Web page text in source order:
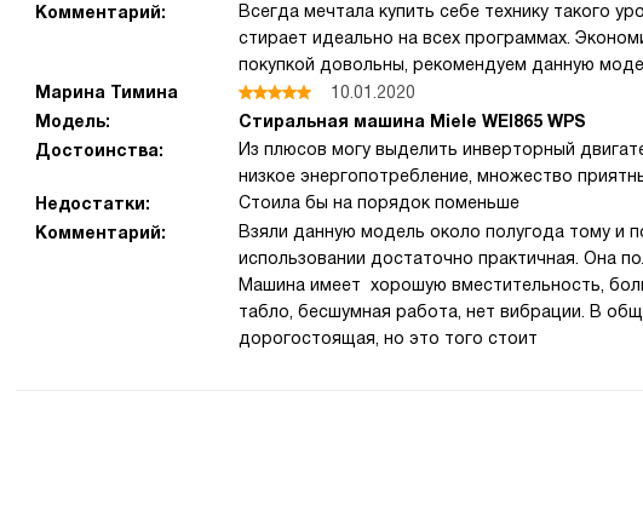
Комментарий:
Всегда мечтала купить себе технику такого
стирает идеально на всех программах.
покупкой довольны, рекомендуем данную
Марина Тимина
10.01.2020
Модель:
Стиральная машина Miele WEI865 WPS
Достоинства:
Из плюсов могу выделить инверторный
низкое энергопотребление, множество
Недостатки:
Стоила бы на порядок поменьше
Комментарий:
Взяли данную модель около полугода тому и
использовании достаточно практичная. Она
Машина имеет хорошую вместительность,
табло, бесшумная работа, нет вибрации. В
дорогостоящая, но это того стоит